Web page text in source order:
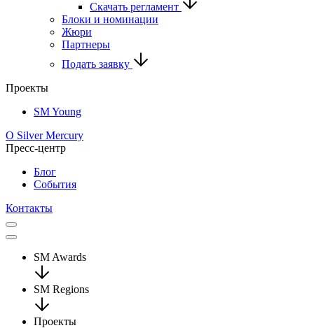
Скачать регламент
Блоки и номинации
Жюри
Партнеры
Подать заявку
Проекты
SM Young
О Silver Mercury
Пресс-центр
Блог
События
Контакты
SM Awards
SM Regions
Проекты